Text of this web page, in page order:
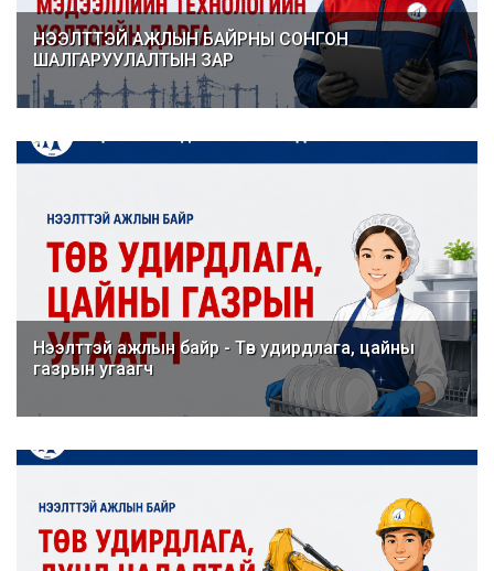
НЭЭЛТТЭЙ АЖЛЫН БАЙРНЫ СОНГОН
ШАЛГАРУУЛАЛТЫН ЗАР
Нээлттэй ажлын байр - Төв удирдлага, цайны
газрын угаагч